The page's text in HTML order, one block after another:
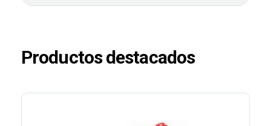
Productos destacados